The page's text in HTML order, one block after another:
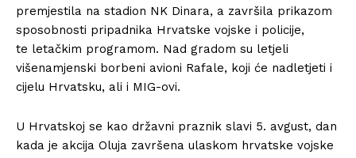
premjestila na stadion NK Dinara, a završila prikazom
sposobnosti pripadnika Hrvatske vojske i policije,
te letačkim programom. Nad gradom su letjeli
višenamjenski borbeni avioni Rafale, koji će nadletjeti i
cijelu Hrvatsku, ali i MIG-ovi.
U Hrvatskoj se kao državni praznik slavi 5. avgust, dan
kada je akcija Oluja završena ulaskom hrvatske vojske